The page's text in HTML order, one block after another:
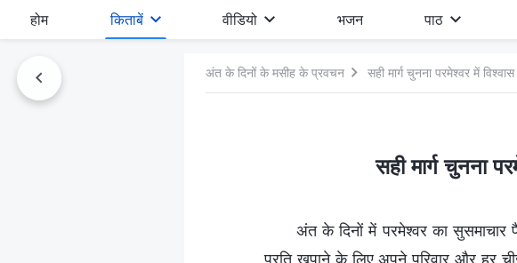
होम किताबें वीडियो भजन पाठ
अंत के दिनों के मसीह के प्रवचन सही मार्ग चुनना परमेश्वर में
सही मार्ग चुनना
अंत के दिनों में परमेश्वर का सुसमाचार
प्रति खपाने के लिए अपने परिवार और हर